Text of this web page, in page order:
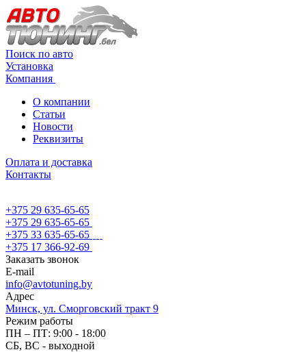
Поиск по авто
Установка
Компания
О компании
Статьи
Новости
Реквизиты
Оплата и доставка
Контакты
+375 29 635-65-65
+375 29 635-65-65
+375 33 635-65-65
+375 17 366-92-69
Заказать звонок
E-mail
info@avtotuning.by
Адрес
Минск, ул. Сморговский тракт 9
Режим работы
ПН – ПТ: 9:00 - 18:00
СБ, ВС - выходной